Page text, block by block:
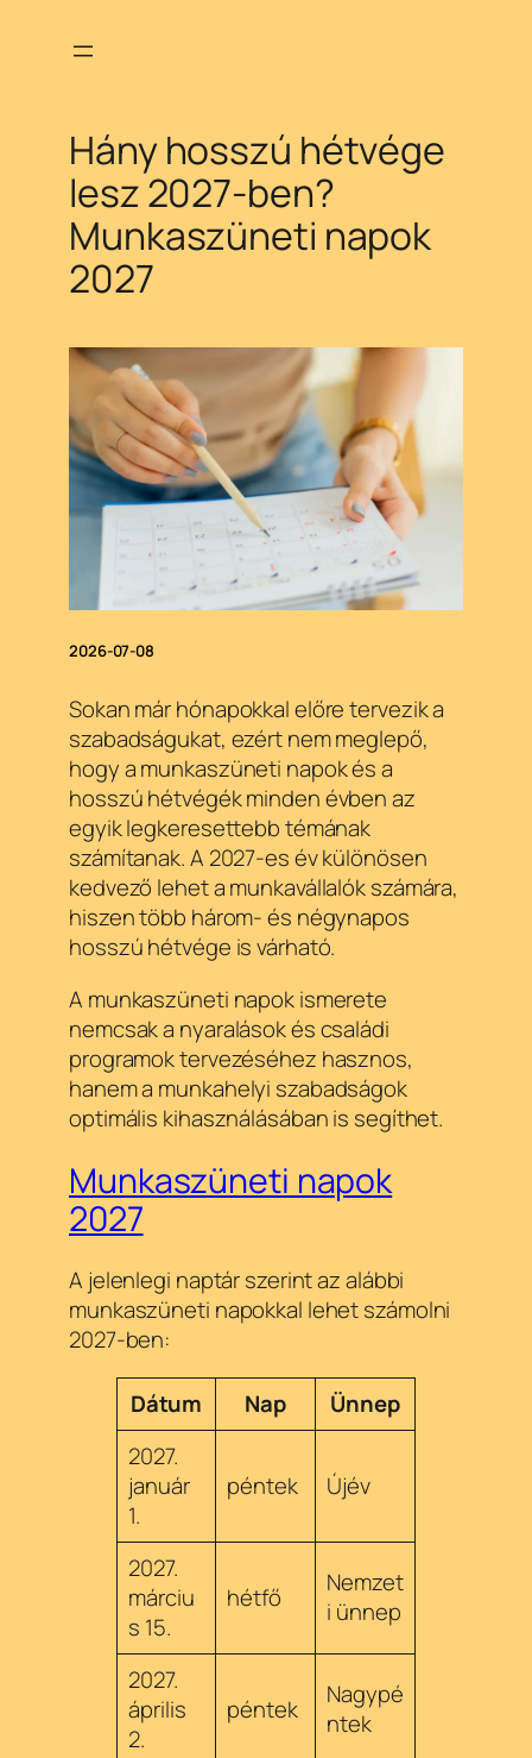
Hány hosszú hétvége
lesz 2027-ben?
Munkaszüneti napok
2027
2026-07-08
Sokan már hónapokkal előre tervezik a
szabadságukat, ezért nem meglepő,
hogy a munkaszüneti napok és a
hosszú hétvégék minden évben az
egyik legkeresettebb témának
számítanak. A 2027-es év különösen
kedvező lehet a munkavállalók számára,
hiszen több három- és négynapos
hosszú hétvége is várható.
A munkaszüneti napok ismerete
nemcsak a nyaralások és családi
programok tervezéséhez hasznos,
hanem a munkahelyi szabadságok
optimális kihasználásában is segíthet.
Munkaszüneti napok
2027
A jelenlegi naptár szerint az alábbi
munkaszüneti napokkal lehet számolni
2027-ben:
Dátum Nap
Ünnep
2027.
január
1.
péntek Újév
2027.
márciu
s 15.
hétfő
Nemzet
i ünnep
2027.
április
2.
péntek
Nagypé
ntek